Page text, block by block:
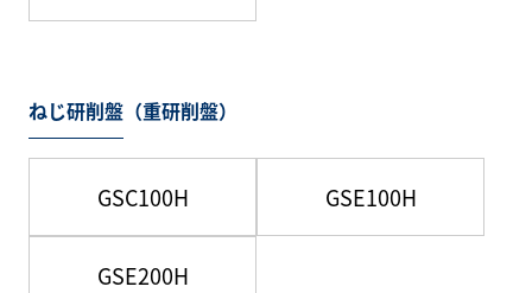
ねじ研削盤（重研削盤）
GSC100H GSE100H
GSE200H